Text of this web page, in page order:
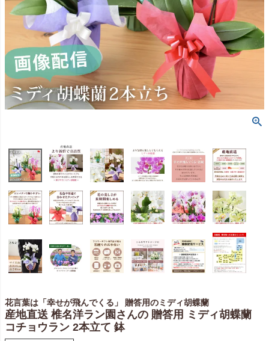
花言葉は「幸せが飛んでくる」 贈答用のミディ胡蝶蘭
産地直送 椎名洋ラン園さんの 贈答用 ミディ胡蝶蘭
コチョウラン 2本立て 鉢